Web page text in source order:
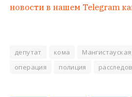
новости в нашем Telegram
депутат кома
операция
полиция